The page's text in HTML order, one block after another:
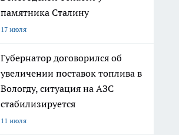
памятника Сталину
17 июля
Губернатор договорился об
увеличении поставок топлива в
Вологду, ситуация на АЗС
стабилизируется
11 июля